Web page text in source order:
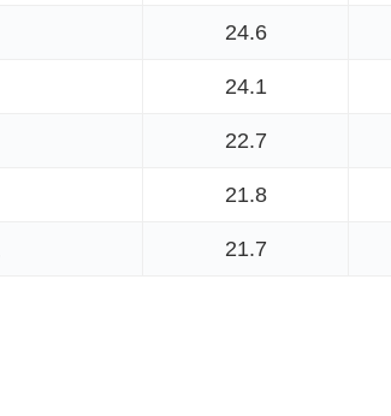
24.6
24.1
22.7
21.8
21.7